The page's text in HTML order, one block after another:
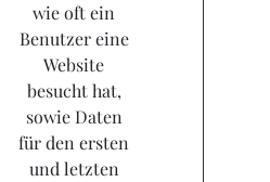
wie oft ein
Benutzer eine
Website
besucht hat,
sowie Daten
für den ersten
und letzten